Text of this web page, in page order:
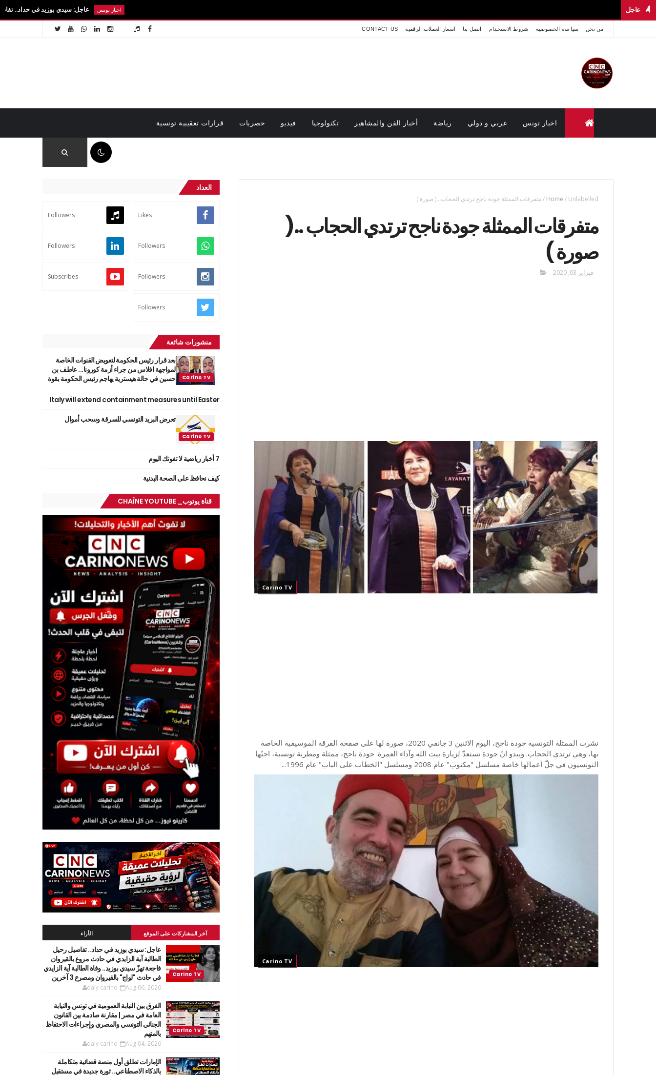
عاجل عاجل: سيدي بوزيد في حداد.. تفاصيل رحيل
من نحن سيا سة الخصوصية شروط الاستخدام اتصل بنا اسعار العملات الرقمية CONTACT-US
اخبار تونس عربي و دولي رياضة أخبار الفن والمشاهير تكنولوجيا فيديو حصريات قرارات تعقيبية تونسية
Home / Unlabelled
/متفرقات الممثلة جودة ناجح ترتدي الحجاب ..( صورة )
متفرقات الممثلة جودة ناجح ترتدي الحجاب ..(
صورة )
فبراير 03, 2020
Carino TV
نشرت الممثلة التونسية جودة ناجح، اليوم الاثنين 3 جانفي 2020، صورة لها على صفحة الفرقة الموسيقية الخاصة
بها، وهي ترتدي الحجاب. ويبدو انّ جودة تستعدّ لزيارة بيت الله وآداء العمرة. جودة ناجح، ممثلة ومطربة تونسية، احبّها
التونسيون في جلّ أعمالها خاصة مسلسل "مكتوب" عام 2008 ومسلسل "الخطاب على الباب" عام 1996...
Carino TV
العداد
Likes
Followers
Followers
Followers
Followers
Subscribes
Followers
منشورات شائعة
بعد قرار رئيس الحكومة لتعويض القنوات الخاصة
لمواجهة افلاس من جراء أزمة كورونا... عاطف بن
حسين في حالة هيسترية يهاجم رئيس الحكومة بقوة
Italy will extend containment measures until Easter
تعرض البريد التونسي للسرقة وسحب أموال
7 أخبار رياضية لا تفوتك اليوم
كيف نحافظ على الصحة البدنية
قناة يوتوب_ CHAÎNE YOUTUBE
آخر المشاركات على الموقع الأراء
عاجل: سيدي بوزيد في حداد.. تفاصيل رحيل
الطالبة آية الزايدي في حادث مروع بالقيروان
فاجعة تهزّ سيدي بوزيد.. وفاة الطالبة آية الزايدي
في حادث "لواج" بالقيروان ومصرع 3 آخرين
daly carino Aug 06, 2026
الفرق بين النيابة العمومية في تونس والنيابة
العامة في مصر | مقارنة صادمة بين القانون
الجنائي التونسي والمصري وإجراءات الاحتفاظ
بالمتهم
daly carino Aug 04, 2026
الإمارات تطلق أول منصة قضائية متكاملة
بالذكاء الاصطناعي.. ثورة جديدة في مستقبل